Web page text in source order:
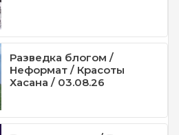
Разведка блогом /
Неформат / Красоты
Хасана / 03.08.26